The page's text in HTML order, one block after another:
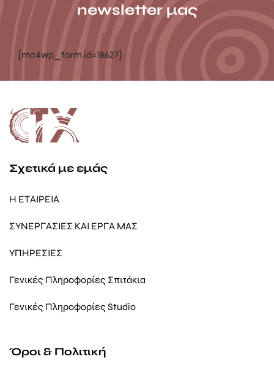
newsletter μας
[mc4wp_form id=18627]
Σχετικά με εμάς
Η ΕΤΑΙΡΕΙΑ
ΣΥΝΕΡΓΑΣΙΕΣ ΚΑΙ ΕΡΓΑ ΜΑΣ
ΥΠΗΡΕΣΙΕΣ
Γενικές Πληροφορίες Σπιτάκια
Γενικές Πληροφορίες Studio
Όροι & Πολιτική